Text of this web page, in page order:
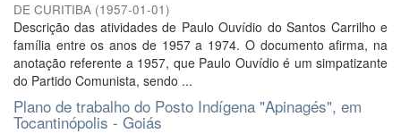
DE CURITIBA (1957-01-01)
Descrição das atividades de Paulo Ouvídio do Santos Carrilho e
família entre os anos de 1957 a 1974. O documento afirma, na
anotação referente a 1957, que Paulo Ouvídio é um simpatizante
do Partido Comunista, sendo ...
Plano de trabalho do Posto Indígena "Apinagés", em
Tocantinópolis - Goiás